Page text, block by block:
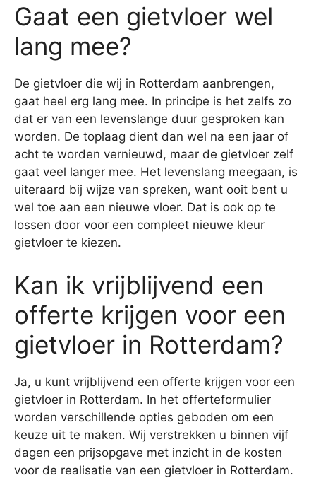
Gaat een gietvloer wel
lang mee?
De gietvloer die wij in Rotterdam aanbrengen,
gaat heel erg lang mee. In principe is het zelfs zo
dat er van een levenslange duur gesproken kan
worden. De toplaag dient dan wel na een jaar of
acht te worden vernieuwd, maar de gietvloer zelf
gaat veel langer mee. Het levenslang meegaan, is
uiteraard bij wijze van spreken, want ooit bent u
wel toe aan een nieuwe vloer. Dat is ook op te
lossen door voor een compleet nieuwe kleur
gietvloer te kiezen.
Kan ik vrijblijvend een
offerte krijgen voor een
gietvloer in Rotterdam?
Ja, u kunt vrijblijvend een offerte krijgen voor een
gietvloer in Rotterdam. In het offerteformulier
worden verschillende opties geboden om een
keuze uit te maken. Wij verstrekken u binnen vijf
dagen een prijsopgave met inzicht in de kosten
voor de realisatie van een gietvloer in Rotterdam.